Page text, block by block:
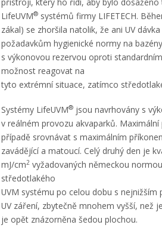
přístroji, který ho řídí, aby bylo
LifeUVM®systémů firmy LIFETECH.
zákal) se zhoršila natolik, že ani UV
požadavkům hygienické normy na
s výkonovou rezervou oproti
možnost reagovat na
tyto extrémní situace, zatímco
Systémy LifeUVM®jsou navrhovány s
v reálném provozu akvaparků.
případě srovnávat s maximálním
zavádějící a matoucí. Celý druhý den je
mJ/cm2vyžadovaných německou
středotlakého
UVM systému po celou dobu s
UV záření, zbytečně mnohem vyšší, než
je opět znázorněna šedou plochou.